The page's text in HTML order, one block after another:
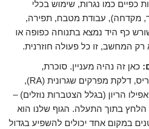
כפיים כמו נגרות, שימוש בכלי
מקדחה), עבודת מטבח, תפירה,
כף היד נמצא בתנוחה כפופה או
המחשב, זו כל פעולה חוזרנית.
כאן זה נהיה מעניין. סוכרת,
תת-פעילות של בלוטת התריס, דלקת מפרקים שגרונית (RA),
הריון (בגלל הצטברות נוזלים) –
הלחץ בתוך התעלה. הגוף שלנו הוא
במקום אחד יכולים להשפיע בגדול